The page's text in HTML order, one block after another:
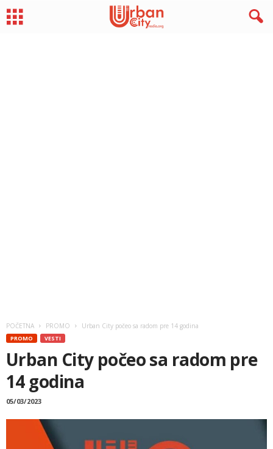
POČETNA PROMO Urban City počeo sa radom pre 14 godina
PROMO VESTI
Urban City počeo sa radom pre
14 godina
05/03/2023